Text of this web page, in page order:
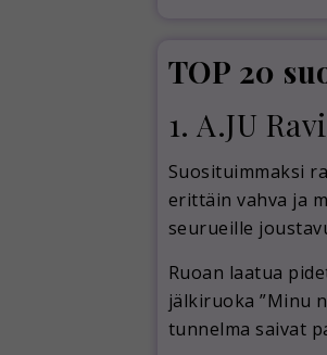
TOP 20
1. A.JU
Suosituimmaksi
erittäin vahva ja
seurueille
Ruoan laatua
jälkiruoka ”Minu
tunnelma saivat